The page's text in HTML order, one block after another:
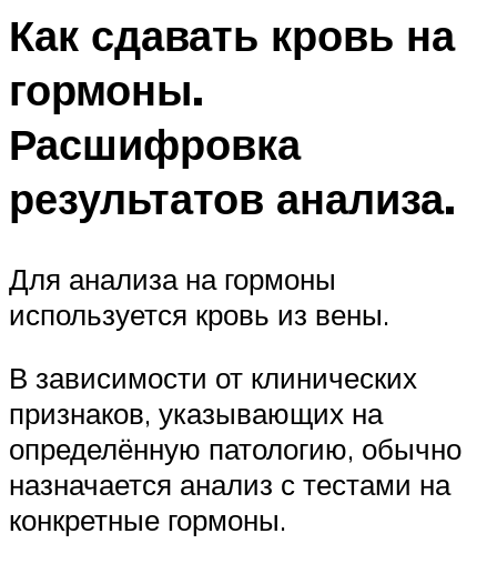
Как сдавать кровь на
гормоны.
Расшифровка
результатов анализа.
Для анализа на гормоны
используется кровь из вены.
В зависимости от клинических
признаков, указывающих на
определённую патологию, обычно
назначается анализ с тестами на
конкретные гормоны.